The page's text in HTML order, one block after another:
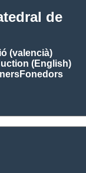
de
(valencià)
(English)
Fonedors